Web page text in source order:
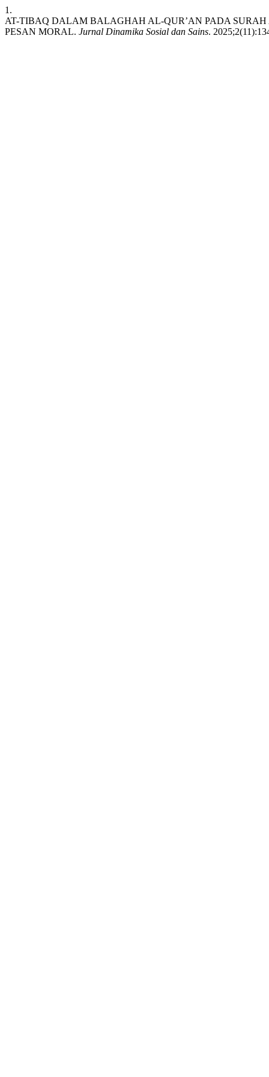
1.
AT-TIBAQ DALAM BALAGHAH AL-QUR’AN PADA
PESAN MORAL. Jurnal Dinamika Sosial dan Sains.